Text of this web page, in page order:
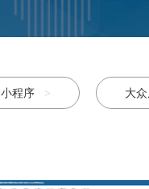
小程序 > 大